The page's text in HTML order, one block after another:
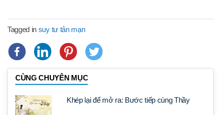
Tagged in suy tư tản mạn
CÙNG CHUYÊN MỤC
Khép lại để mở ra: Bước tiếp cùng Thầy